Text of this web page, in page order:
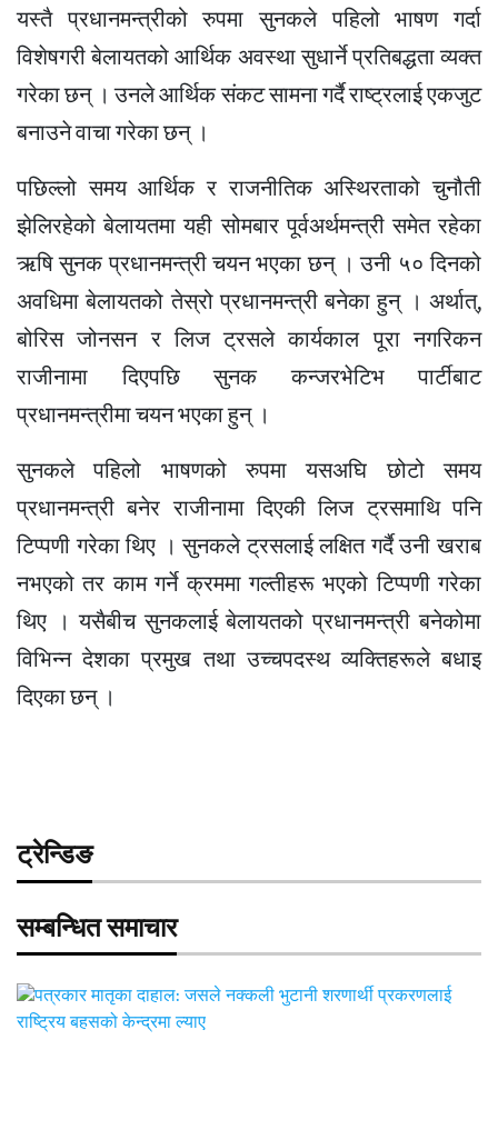
यस्तै प्रधानमन्त्रीको रुपमा सुनकले पहिलो भाषण गर्दा
विशेषगरी बेलायतको आर्थिक अवस्था सुधार्ने प्रतिबद्धता व्यक्त
गरेका छन् । उनले आर्थिक संकट सामना गर्दै राष्ट्रलाई एकजुट
बनाउने वाचा गरेका छन् ।
पछिल्लो समय आर्थिक र राजनीतिक अस्थिरताको चुनौती
झेलिरहेको बेलायतमा यही सोमबार पूर्वअर्थमन्त्री समेत रहेका
ऋषि सुनक प्रधानमन्त्री चयन भएका छन् । उनी ५० दिनको
अवधिमा बेलायतको तेस्रो प्रधानमन्त्री बनेका हुन् । अर्थात्,
बोरिस जोनसन र लिज ट्रसले कार्यकाल पूरा नगरिकन
राजीनामा दिएपछि सुनक कन्जरभेटिभ पार्टीबाट
प्रधानमन्त्रीमा चयन भएका हुन् ।
सुनकले पहिलो भाषणको रुपमा यसअघि छोटो समय
प्रधानमन्त्री बनेर राजीनामा दिएकी लिज ट्रसमाथि पनि
टिप्पणी गरेका थिए । सुनकले ट्रसलाई लक्षित गर्दै उनी खराब
नभएको तर काम गर्ने क्रममा गल्तीहरू भएको टिप्पणी गरेका
थिए । यसैबीच सुनकलाई बेलायतको प्रधानमन्त्री बनेकोमा
विभिन्न देशका प्रमुख तथा उच्चपदस्थ व्यक्तिहरूले बधाइ
दिएका छन् ।
ट्रेन्डिङ
सम्बन्धित समाचार